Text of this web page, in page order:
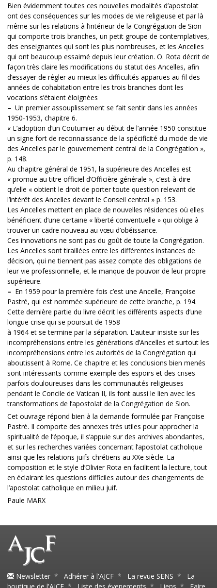
Bien évidemment toutes ces nouvelles modalités d’apostolat
ont des conséquences sur les modes de vie religieuse et par là
même sur les relations à l’intérieur de la Congrégation de Sion
qui comporte trois branches, un petit groupe de contemplatives,
des enseignantes qui sont les plus nombreuses, et les Ancelles
qui ont beaucoup essaimé depuis leur création. O. Rota décrit de
façon très claire les modifications du statut des Ancelles, afin
d’essayer de régler au mieux les difficultés apparues au fil des
années de cohabitation entre les trois branches dont les
vocations s’étaient éloignées
– Un premier assouplissement se fait sentir dans les années
1950-1953, chapitre 6.
« L’adoption d’un Coutumier au début de l’année 1950 constitue
un signe fort de reconnaissance de la spécificité du mode de vie
des Ancelles par le gouvernement central de la Congrégation »,
p. 148.
Au chapitre général de 1951, la supérieure des Ancelles est
« promue au titre officiel d’Officière générale », c’est-à-dire
qu’elle « obtient le droit de porter toute question relevant de
l’intérêt des Ancelles devant le Conseil central » p. 153.
Les Ancelles mettent en place de nouvelles résidences où elles
bénéficient d’une certaine « liberté conventuelle » qui oblige à
trouver un cadre nouveau au vœu d’obéissance.
Ces innovations ne sont pas du goût de toute la Congrégation.
Les Ancelles sont tiraillées entre les différentes instances de
décision, qui ne tiennent pas assez compte des obligations de
leur vie professionnelle, et le manque de pouvoir de leur propre
supérieure.
– En 1959 pour la première fois c’est une Ancelle, Françoise
Pastré, qui est nommée supérieure de cette branche, p. 194.
Cette dernière partie du livre décrit les différents aspects d’une
longue crise qui se poursuit de 1958
à 1964 et se termine par la séparation. L’auteur insiste sur les
incompréhensions entre les générations d’Ancelles et surtout les
incompréhensions entre les autorités de la Congrégation qui
aboutissent à Rome. Ce chapitre et les conclusions bien menés
sont intéressants comme exemple des espoirs et des crises
parfois douloureuses dans les communautés religieuses
pendant le Concile de Vatican II, ils font aussi le lien avec les
transformations de l’apostolat de la Congrégation de Sion.
Cet ouvrage répond bien à la demande formulée par Françoise
Pastré. Il comporte des annexes très utiles pour approcher la
spiritualité de l’époque, il s’appuie sur des archives abondantes,
et sur les recherches variées concernant l’apostolat catholique
ainsi que les relations juifs-chrétiens au XXe siècle. La
composition et le style d’Olivier Rota en facilitent la lecture, tout
en éclairant les questions difficiles autour des changements de
l’apostolat catholique en milieu juif.
Paule MARX
Newsletter * Adhérer à l'AJCF * La revue SENS * La